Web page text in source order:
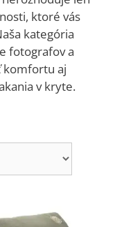
ktoré vás
kategória
fotografov a
komfortu aj
v kryte.